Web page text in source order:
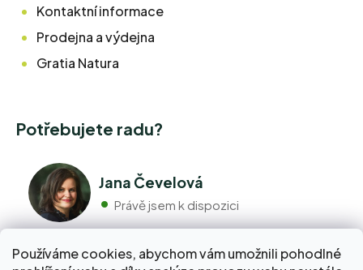
Používáme cookies, abychom vám umožnili pohodlné
Kontaktní informace
Prodejna a výdejna
Gratia Natura
Potřebujete radu?
Jana Čevelová
Právě jsem k dispozici
+420 776 298 517